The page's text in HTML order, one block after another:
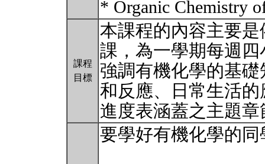
* Organic Chemistry
課程
目標
本課程的內容主要
課，為一學期每週
強調有機化學的基
和反應、日常生活
進度表涵蓋之主題
要學好有機化學的